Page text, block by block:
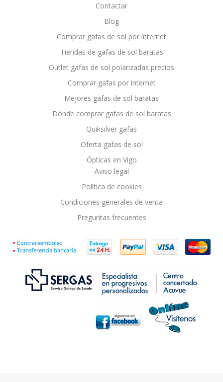
Contactar
Blog
Comprar gafas de sol por internet
Tiendas de gafas de sol baratas
Outlet gafas de sol polarizadas precios
Comprar gafas por internet
Mejores gafas de sol baratas
Dónde comprar gafas de sol baratas
Quiksilver gafas
Oferta gafas de sol
Ópticas en Vigo
Aviso legal
Política de cookies
Condiciones generales de venta
Preguntas frecuentes